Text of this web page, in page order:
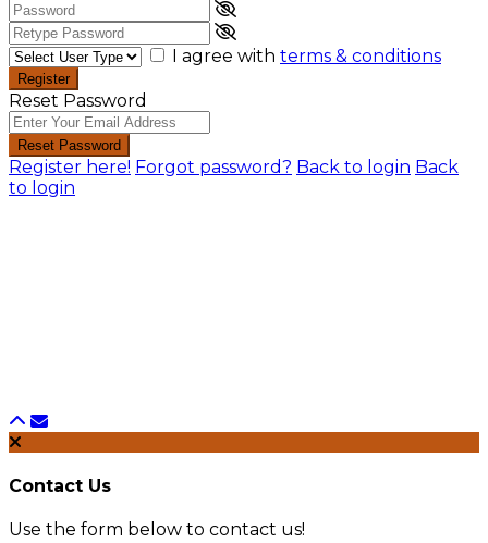
I agree with terms & conditions
Register
Reset Password
Reset Password
Register here! Forgot password? Back to login Back
to login
Contact Us
Use the form below to contact us!